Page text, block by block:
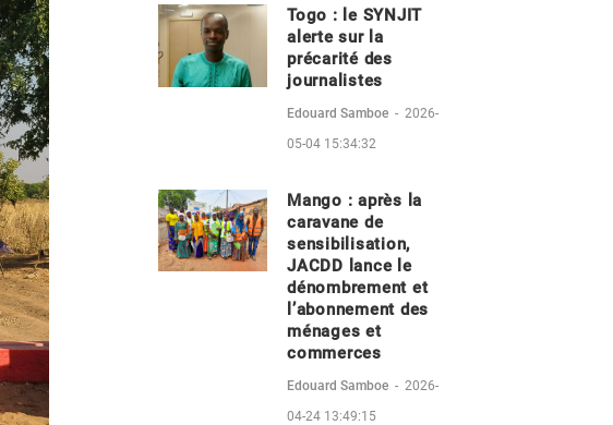
Togo : le SYNJIT
alerte sur la
précarité des
journalistes
Edouard Samboe - 2026-
05-04 15:34:32
Mango : après la
caravane de
sensibilisation,
JACDD lance le
dénombrement et
l’abonnement des
ménages et
commerces
Edouard Samboe - 2026-
04-24 13:49:15